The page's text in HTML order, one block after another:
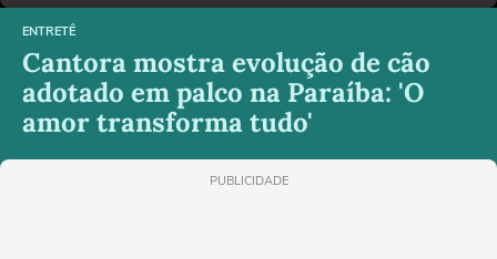
ENTRETÊ
Cantora mostra evolução de cão
adotado em palco na Paraíba: 'O
amor transforma tudo'
PUBLICIDADE